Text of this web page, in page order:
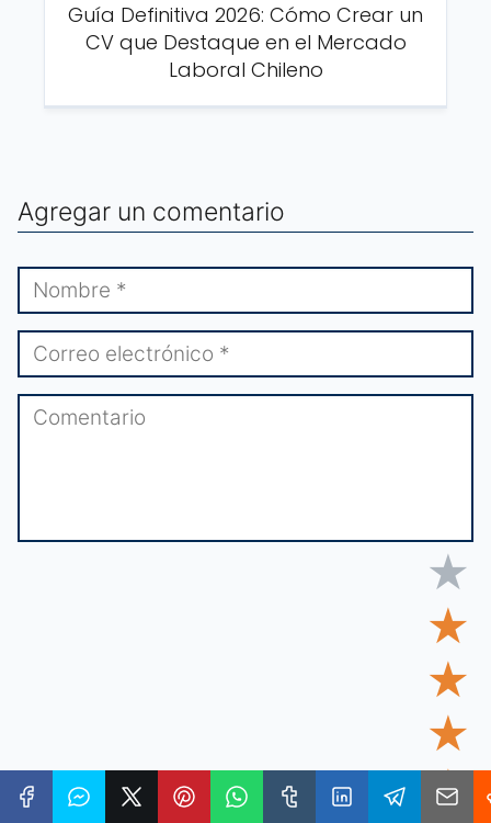
Guía Definitiva 2026: Cómo Crear un
CV que Destaque en el Mercado
Laboral Chileno
Agregar un comentario
★
★
★
★
★